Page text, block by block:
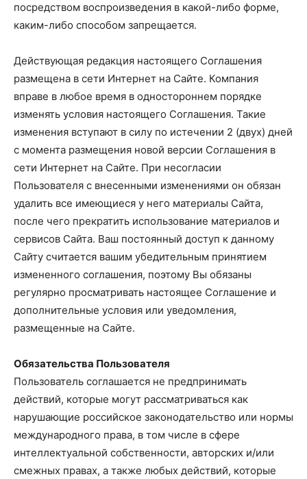
посредством воспроизведения в какой-либо форме,
каким-либо способом запрещается.
Действующая редакция настоящего Соглашения
размещена в сети Интернет на Сайте. Компания
вправе в любое время в одностороннем порядке
изменять условия настоящего Соглашения. Такие
изменения вступают в силу по истечении 2 (двух) дней
с момента размещения новой версии Соглашения в
сети Интернет на Сайте. При несогласии
Пользователя с внесенными изменениями он обязан
удалить все имеющиеся у него материалы Сайта,
после чего прекратить использование материалов и
сервисов Сайта. Ваш постоянный доступ к данному
Сайту считается вашим убедительным принятием
измененного соглашения, поэтому Вы обязаны
регулярно просматривать настоящее Соглашение и
дополнительные условия или уведомления,
размещенные на Сайте.
Обязательства Пользователя
Пользователь соглашается не предпринимать
действий, которые могут рассматриваться как
нарушающие российское законодательство или нормы
международного права, в том числе в сфере
интеллектуальной собственности, авторских и/или
смежных правах, а также любых действий, которые